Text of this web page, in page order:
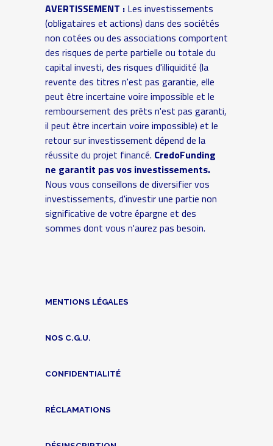
AVERTISSEMENT :Les investissements
(obligataires et actions) dans des sociétés
non cotées ou des associations comportent
des risques de perte partielle ou totale du
capital investi, des risques d'illiquidité (la
revente des titres n'est pas garantie, elle
peut être incertaine voire impossible et le
remboursement des prêts n'est pas garanti,
il peut être incertain voire impossible) et le
retour sur investissement dépend de la
réussite du projet financé. CredoFunding
ne garantit pas vos investissements.
Nous vous conseillons de diversifier vos
investissements, d'investir une partie non
significative de votre épargne et des
sommes dont vous n'aurez pas besoin.
MENTIONS LÉGALES
NOS C.G.U.
CONFIDENTIALITÉ
RÉCLAMATIONS